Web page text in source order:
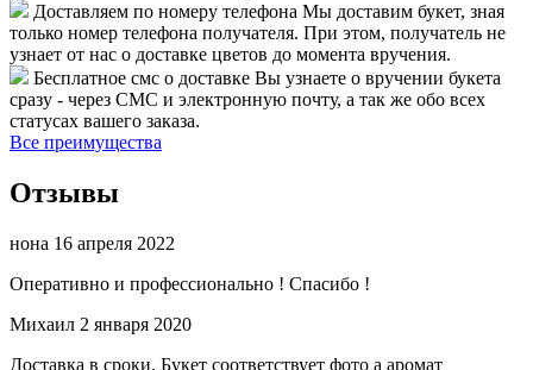
Доставляем по номеру телефона Мы доставим букет, зная
только номер телефона получателя. При этом, получатель не
узнает от нас о доставке цветов до момента вручения.
Бесплатное смс о доставке Вы узнаете о вручении букета
сразу - через СМС и электронную почту, а так же обо всех
статусах вашего заказа.
Все преимущества
Отзывы
нона 16 апреля 2022
Оперативно и профессионально ! Спасибо !
Михаил 2 января 2020
Доставка в сроки. Букет соответствует фото а аромат